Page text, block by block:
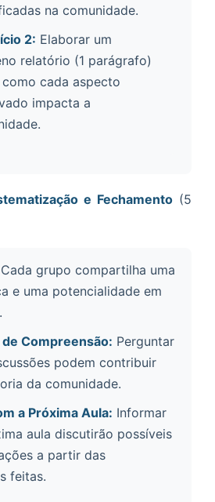
na comunidade.
2: Elaborar um
relatório (1 parágrafo)
cada aspecto
impacta a
e Fechamento (5
Cada grupo compartilha uma
e uma potencialidade em
Compreensão: Perguntar
podem contribuir
da comunidade.
a Próxima Aula: Informar
aula discutirão possíveis
a partir das
feitas.